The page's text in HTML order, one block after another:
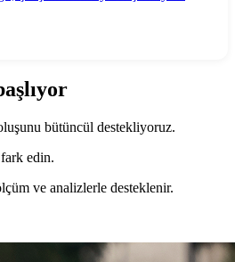
bütüncül destekliyoruz.
edin.
ve analizlerle desteklenir.